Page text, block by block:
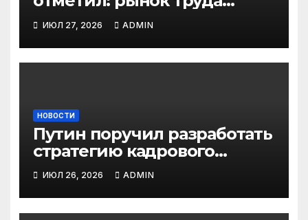
постепенно остывает
ИЮЛ 27, 2026 ADMIN
НОВОСТИ
Путин поручил разработать
стратегию кадрового
развития до 2036 года: что
изменится
ИЮЛ 26, 2026 ADMIN